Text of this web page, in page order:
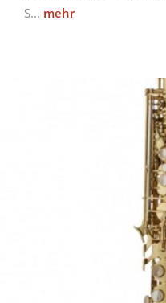
S... mehr